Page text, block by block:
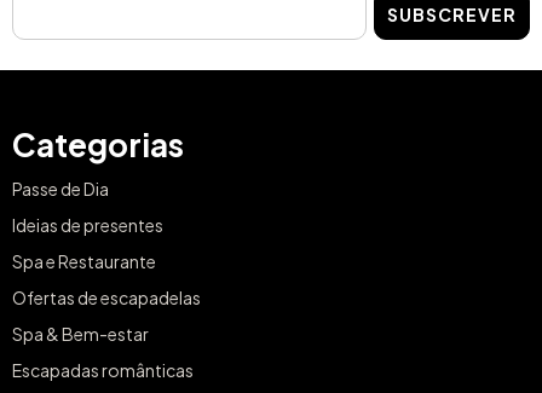
SUBSCREVER
Categorias
Passe de Dia
Ideias de presentes
Spa e Restaurante
Ofertas de escapadelas
Spa & Bem-estar
Escapadas românticas